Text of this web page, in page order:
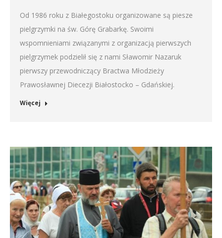
Od 1986 roku z Białegostoku organizowane są piesze
pielgrzymki na św. Górę Grabarkę. Swoimi
wspomnieniami związanymi z organizacją pierwszych
pielgrzymek podzielił się z nami Sławomir Nazaruk
pierwszy przewodniczący Bractwa Młodzieży
Prawosławnej Diecezji Białostocko – Gdańskiej.
Więcej